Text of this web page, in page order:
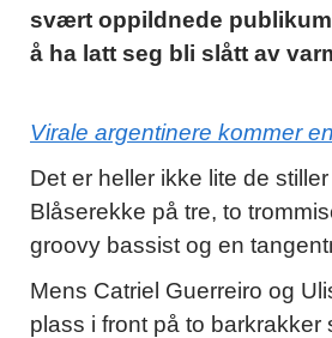
svært oppildnede
å ha latt seg bli slått av
Virale argentinere kommer
Det er heller ikke lite de
Blåserekke på tre, to
groovy bassist og en
Mens Catriel Guerreiro og
plass i front på to barkrakker